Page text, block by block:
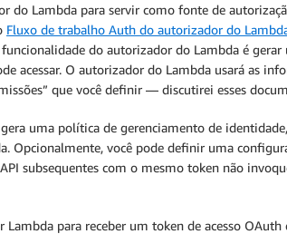
do Lambda para servir como fonte de
Fluxo de trabalho Auth do autorizador do
do autorizador do Lambda é
acessar. O autorizador do Lambda usará as
que você definir — discutirei esses
uma política de gerenciamento de
Opcionalmente, você pode definir uma
subsequentes com o mesmo token não
Lambda para receber um token de acesso